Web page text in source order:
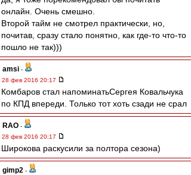
онлайн. Очень смешно.
Второй тайм не смотрел практически, но,
почитав, сразу стало понятно, как где-то что-то
пошло не так)))
amsi -
28 фев 2016 20:17
Комбаров стал напоминатьСергея Ковальчука
по КПД впереди. Только тот хоть сзади не срал
RAO -
28 фев 2016 20:17
Широкова раскусили за полтора сезона)
gimp2 -